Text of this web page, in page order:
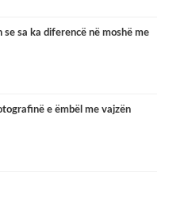
se sa ka diferencë në moshë me
e ëmbël me vajzën